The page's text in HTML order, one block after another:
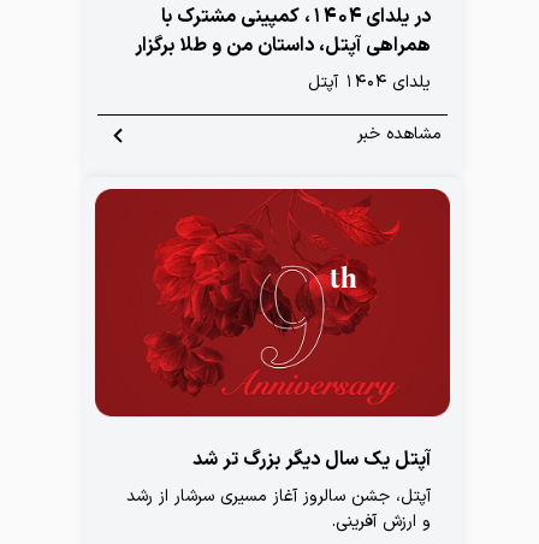
در یلدای ۱۴۰۴، کمپینی مشترک با
همراهی آپتل، داستان من و طلا برگزار
شد
یلدای 1404 آپتل
مشاهده خبر
آپتل یک سال دیگر بزرگ تر شد
آپتل، جشن سالروز آغاز مسیری سرشار از رشد
و ارزش‌ آفرینی.